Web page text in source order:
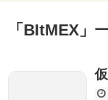
「 BItMEX 」